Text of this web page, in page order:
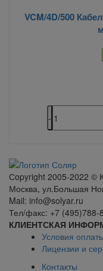
VCM/4D/500
Сopyright 2005-2022 ©
Москва, ул.Большая
Mail: info@solyar.ru
Тел/факс: +7 (495)788-
КЛИЕНТСКАЯ
Условия
Лицензии и
Контакты